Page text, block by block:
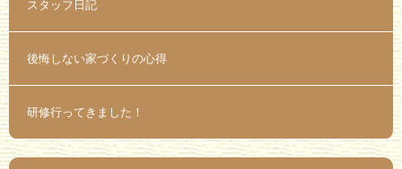
スタッフ日記
後悔しない家づくりの心得
研修行ってきました！